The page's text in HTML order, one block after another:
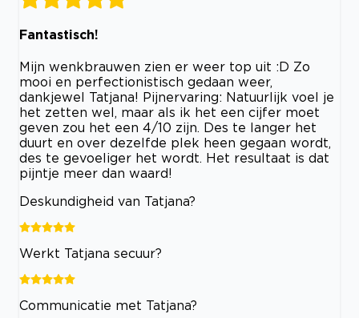
Fantastisch!
Mijn wenkbrauwen zien er weer top uit :D Zo
mooi en perfectionistisch gedaan weer,
dankjewel Tatjana! Pijnervaring: Natuurlijk voel je
het zetten wel, maar als ik het een cijfer moet
geven zou het een 4/10 zijn. Des te langer het
duurt en over dezelfde plek heen gegaan wordt,
des te gevoeliger het wordt. Het resultaat is dat
pijntje meer dan waard!
Deskundigheid van Tatjana?
Werkt Tatjana secuur?
Communicatie met Tatjana?